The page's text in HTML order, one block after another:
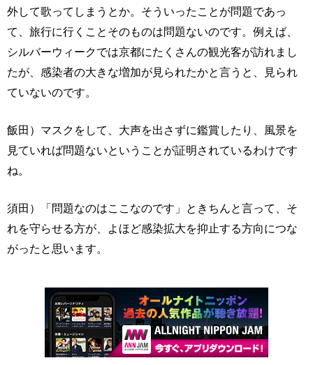
外して歌ってしまうとか。そういったことが問題であっ
て、旅行に行くことそのものは問題ないのです。例えば、
シルバーウィークでは京都にたくさんの観光客が訪れまし
たが、感染者の大きな増加が見られたかと言うと、見られ
ていないのです。
飯田）マスクをして、大声を出さずに鑑賞したり、風景を
見ていれば問題ないということが証明されているわけです
ね。
須田）「問題なのはここなのです」ときちんと言って、そ
れを守らせる方が、よほど感染拡大を抑止する方向につな
がったと思います。